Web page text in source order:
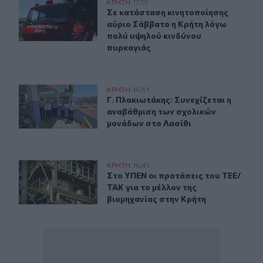
Σε κατάσταση κινητοποίησης αύριο Σάββατο η Κρήτη
ΚΡΗΤΗ 17:10
Σε κατάσταση κινητοποίησης
Σε κατάσταση κινητοποίησης
αύριο Σάββατο η Κρήτη λόγω
πολύ υψηλού κινδύνου
πυρκαγιάς
Γ. Πλακιωτάκης: Συνεχίζεται η αναβάθμιση των
ΚΡΗΤΗ 16:51
Γ. Πλακιωτάκης: Συνεχίζεται η
Γ. Πλακιωτάκης: Συνεχίζεται η
αναβάθμιση των σχολικών
μονάδων στο Λασίθι
Στο ΥΠΕΝ οι προτάσεις του ΤΕΕ/ΤΑΚ για το μέλλον της
ΚΡΗΤΗ 16:41
Στο ΥΠΕΝ οι προτάσεις του ΤΕΕ/
Στο ΥΠΕΝ οι προτάσεις του ΤΕΕ/
ΤΑΚ για το μέλλον της
βιομηχανίας στην Κρήτη